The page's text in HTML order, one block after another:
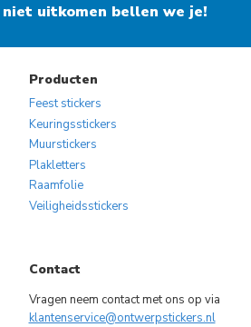
uitkomen bellen we je!
Producten
Feest stickers
Keuringsstickers
Muurstickers
Plakletters
Raamfolie
Veiligheidsstickers
Contact
Vragen neem contact met ons op via
klantenservice@ontwerpstickers.nl